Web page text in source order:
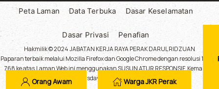
Orang Awam Warga JKR Perak
Peta Laman Data Terbuka Dasar Keselamatan
Dasar Privasi Penafian
Hakmilik © 2024 JABATAN KERJA RAYA PERAK DARUL RIDZUAN
Paparan terbaik melalui Mozilla Firefox dan Google Chrome dengan resolusi 1024 x
768 ke atas.Laman Web ini menggunakan SUSUN ATUR RESPONSIF. Kemaskini
Terakhir : Thursday 06 August 2026, 12:47:54.